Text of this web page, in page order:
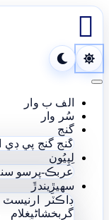

Toggle navigation
الف ب وار
سُر وار
گنج
گنج گنج پي ڊي
لِپِيُون
عربڪ-پرسو
سھيڙِيندڙَ
ڊاڪٽر ارنيسٽ
گربخشاڻيغلام